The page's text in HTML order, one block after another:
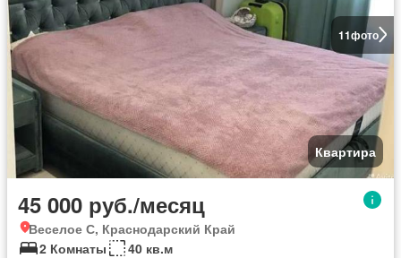
11фото
Квартира
45 000 руб./месяц
Веселое С, Краснодарский Край
2 Комнаты
40 кв.м